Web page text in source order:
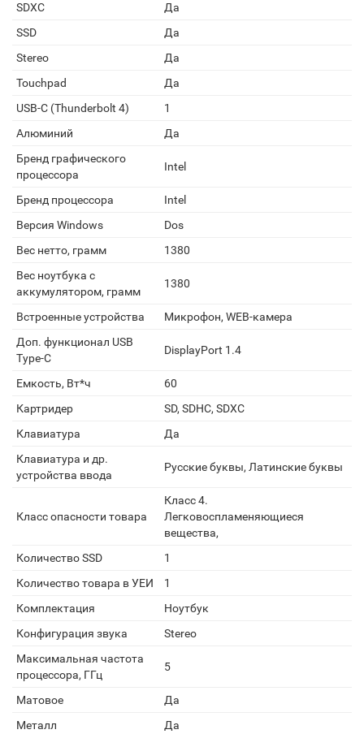
SDXC
Да
SSD
Да
Stereo
Да
Touchpad
Да
USB-C (Thunderbolt 4)
1
Алюминий
Да
Бренд графического
процессора
Intel
Бренд процессора
Intel
Версия Windows
Dos
Вес нетто, грамм
1380
Вес ноутбука с
аккумулятором, грамм
1380
Встроенные устройства
Микрофон, WEB-камера
Доп. функционал USB
Type-C
DisplayPort 1.4
Емкость, Вт*ч
60
Картридер
SD, SDHC, SDXC
Клавиатура
Да
Клавиатура и др.
устройства ввода
Русские буквы, Латинские буквы
Класс опасности товара
Класс 4.
Легковоспламеняющиеся
вещества,
Количество SSD
1
Количество товара в УЕИ
1
Комплектация
Ноутбук
Конфигурация звука
Stereo
Максимальная частота
процессора, ГГц
5
Матовое
Да
Металл
Да